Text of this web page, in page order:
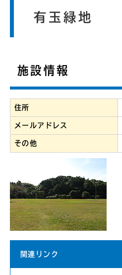
有玉緑地
施設情報
住所
メールアドレス
その他
関連リンク